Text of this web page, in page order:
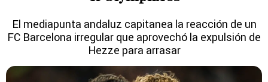
El mediapunta andaluz capitanea la reacción de un
FC Barcelona irregular que aprovechó la expulsión de
Hezze para arrasar